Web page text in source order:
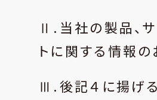
Ⅱ.当社の製品、
トに関する情報の
Ⅲ.後記４に揚げ